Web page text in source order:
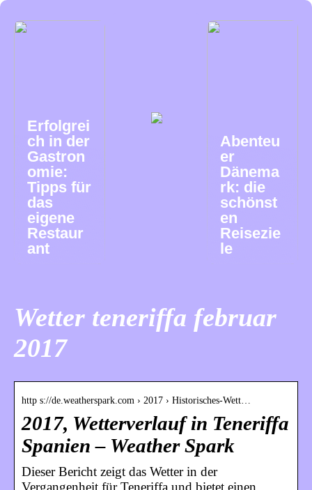
Erfolgrei
ch in der
Gastron
omie:
Tipps für
das
eigene
Restaur
ant
Abenteu
er
Dänema
rk: die
schönst
en
Reisezie
le
Wetter teneriffa februar
2017
http s://de.weatherspark.com › 2017 › Historisches-Wett…
2017, Wetterverlauf in Teneriffa
Spanien – Weather Spark
Dieser Bericht zeigt das Wetter in der
Vergangenheit für Teneriffa und bietet einen